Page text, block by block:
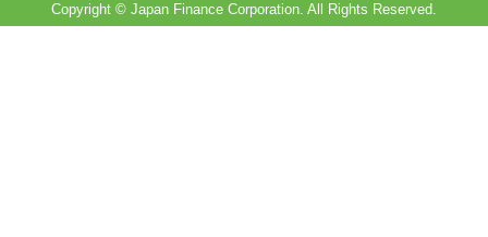
Copyright © Japan Finance Corporation. All Rights Reserved.